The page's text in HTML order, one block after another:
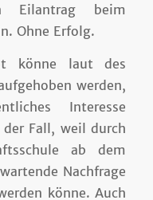
Eilantrag beim
Ohne Erfolg.
könne laut des
werden,
Interesse
Fall, weil durch
ab dem
Nachfrage
könne. Auch